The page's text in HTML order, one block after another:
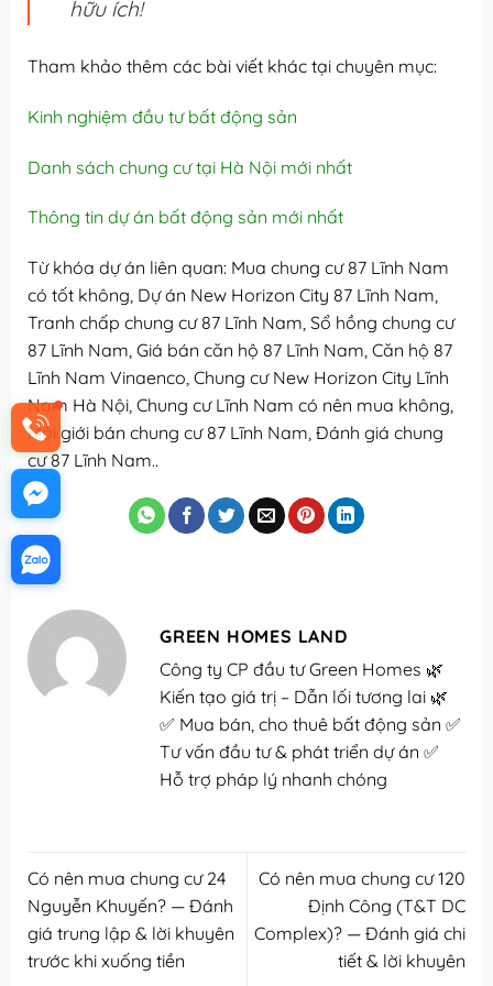
hữu ích!
Tham khảo thêm các bài viết khác tại chuyên mục:
Kinh nghiệm đầu tư bất động sản
Danh sách chung cư tại Hà Nội mới nhất
Thông tin dự án bất động sản mới nhất
Từ khóa dự án liên quan: Mua chung cư 87 Lĩnh Nam
có tốt không, Dự án New Horizon City 87 Lĩnh Nam,
Tranh chấp chung cư 87 Lĩnh Nam, Sổ hồng chung cư
87 Lĩnh Nam, Giá bán căn hộ 87 Lĩnh Nam, Căn hộ 87
Lĩnh Nam Vinaenco, Chung cư New Horizon City Lĩnh
Nam Hà Nội, Chung cư Lĩnh Nam có nên mua không,
Môi giới bán chung cư 87 Lĩnh Nam, Đánh giá chung
cư 87 Lĩnh Nam..
GREEN HOMES LAND
Công ty CP đầu tư Green Homes 🌿
Kiến tạo giá trị – Dẫn lối tương lai 🌿
✅ Mua bán, cho thuê bất động sản ✅
Tư vấn đầu tư & phát triển dự án ✅
Hỗ trợ pháp lý nhanh chóng
Có nên mua chung cư 24
Nguyễn Khuyến? — Đánh
giá trung lập & lời khuyên
trước khi xuống tiền
Có nên mua chung cư 120
Định Công (T&T DC
Complex)? — Đánh giá chi
tiết & lời khuyên